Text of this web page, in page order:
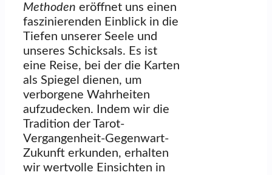
Methoden eröffnet uns einen
faszinierenden Einblick in die
Tiefen unserer Seele und
unseres Schicksals. Es ist
eine Reise, bei der die Karten
als Spiegel dienen, um
verborgene Wahrheiten
aufzudecken. Indem wir die
Tradition der Tarot-
Vergangenheit-Gegenwart-
Zukunft erkunden, erhalten
wir wertvolle Einsichten in